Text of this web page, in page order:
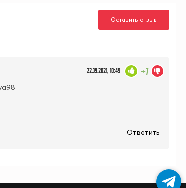
Оставить отзыв
22.09.2021, 10:45 +7
Ответить